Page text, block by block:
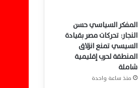
المفكر السياسي حسن
النجار: تحركات مصر بقيادة
السيسي تمنع انزلاق
المنطقة لحرب إقليمية
شاملة
منذ ساعة واحدة